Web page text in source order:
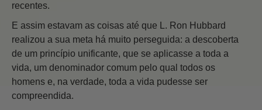
recentes.
E assim estavam as coisas até que L. Ron Hubbard
realizou a sua meta há muito perseguida: a descoberta
de um princípio unificante, que se aplicasse a toda a
vida, um denominador comum pelo qual todos os
homens e, na verdade, toda a vida pudesse ser
compreendida.